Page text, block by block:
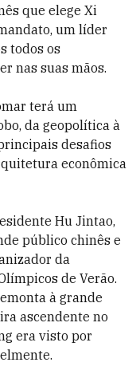
que elege Xi
um líder
todos os
nas suas mãos.
terá um
da geopolítica à
desafios
econômica
Hu Jintao,
público chinês e
da
de Verão.
à grande
ascendente no
era visto por